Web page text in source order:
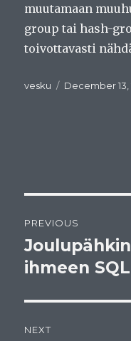
muutamaan
group tai hash-
toivottavasti
Author
vesku
Posted
December 13,
navigation
PREVIOUS
Previous
post:
ihmeen
NEXT